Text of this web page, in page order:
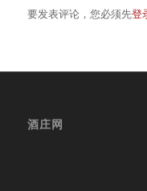
要发表评论，您必须先登
酒庄网